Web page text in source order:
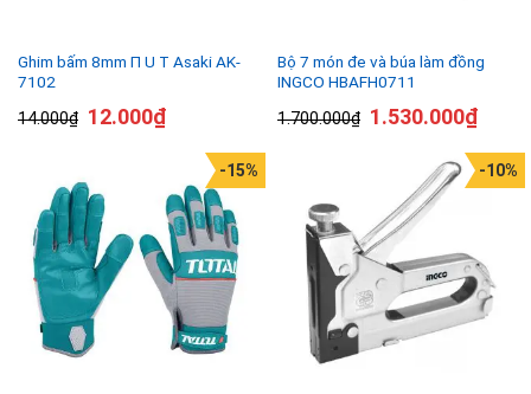
Ghim bấm 8mm П U T Asaki AK-
7102
14.000₫ 12.000₫
Bộ 7 món đe và búa làm đồng
INGCO HBAFH0711
1.700.000₫ 1.530.000₫
-15% -10%